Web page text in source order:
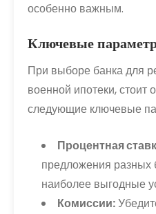
особенно важным.
Ключевые
При выборе банка для
военной ипотеки, стоит
следующие ключевые
Процентная
предложения разных
наиболее выгодные
Комиссии: